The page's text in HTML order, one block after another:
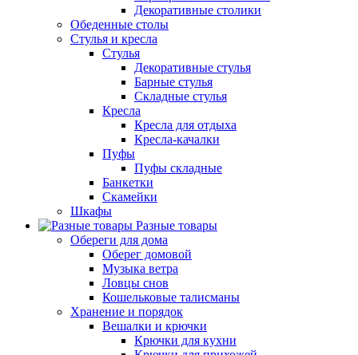
Декоративные столики
Обеденные столы
Стулья и кресла
Стулья
Декоративные стулья
Барные стулья
Складные стулья
Кресла
Кресла для отдыха
Кресла-качалки
Пуфы
Пуфы складные
Банкетки
Скамейки
Шкафы
Разные товары
Обереги для дома
Оберег домовой
Музыка ветра
Ловцы снов
Кошельковые талисманы
Хранение и порядок
Вешалки и крючки
Крючки для кухни